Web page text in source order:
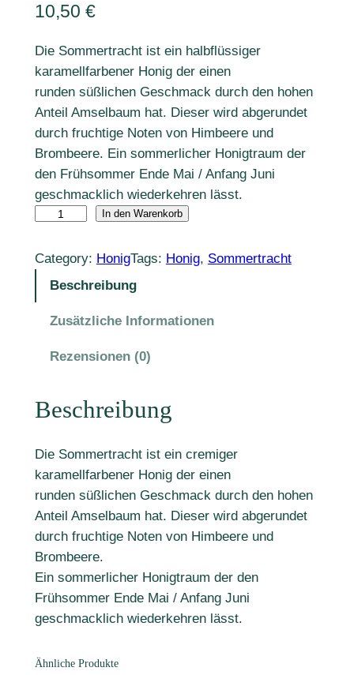
10,50 €
Die Sommertracht ist ein halbflüssiger
karamellfarbener Honig der einen
runden süßlichen Geschmack durch den hohen
Anteil Amselbaum hat. Dieser wird abgerundet
durch fruchtige Noten von Himbeere und
Brombeere. Ein sommerlicher Honigtraum der
den Frühsommer Ende Mai / Anfang Juni
geschmacklich wiederkehren lässt.
m
c
h
h
o
n
i
g
B
I
O
5
0
In den Warenkorb
Category: HonigTags: Honig, Sommertracht
Beschreibung
Zusätzliche Informationen
Rezensionen (0)
Beschreibung
Die Sommertracht ist ein cremiger
karamellfarbener Honig der einen
rundensüßlichen Geschmack durch den hohen
Anteil Amselbaum hat. Dieser wird abgerundet
durch fruchtige Noten von Himbeere und
Brombeere.
Ein sommerlicher Honigtraum der den
Frühsommer Ende Mai / Anfang Juni
geschmacklich wiederkehren lässt.
Ähnliche Produkte